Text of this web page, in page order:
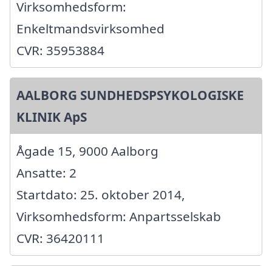
Virksomhedsform:
Enkeltmandsvirksomhed
CVR: 35953884
AALBORG SUNDHEDSPSYKOLOGISKE
KLINIK ApS
Ågade 15, 9000 Aalborg
Ansatte: 2
Startdato: 25. oktober 2014,
Virksomhedsform: Anpartsselskab
CVR: 36420111